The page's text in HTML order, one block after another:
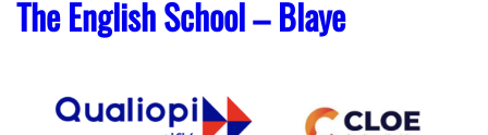
The English School – Blaye